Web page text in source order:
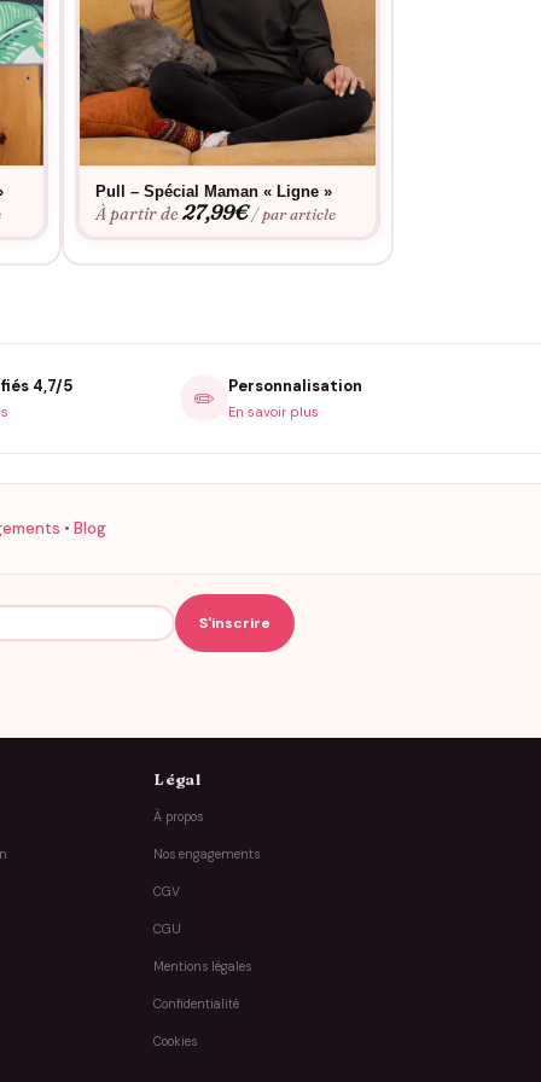
Pull – Spécial Maman « Ligne »
À partir de27,99€ / par article
4,7/5 ✏️ Personnalisation
En savoir plus
• Blog
Légal
À propos
Nos engagements
CGV
CGU
Mentions légales
Confidentialité
Cookies